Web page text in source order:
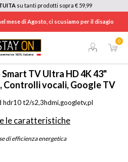
su tanti prodotti sopra € 59,99
mese di Agosto, ci scusiamo per il disagio
0
/ TV / TV 4K ULTRA HD 43P655
Smart TV Ultra HD 4K 43"
Controlli vocali, Google TV
hdr10 t2/s2,3hdmi,googletv,pl
le caratteristiche
di efficienza energetica